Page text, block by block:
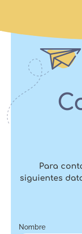
Para
siguientes
Nombre